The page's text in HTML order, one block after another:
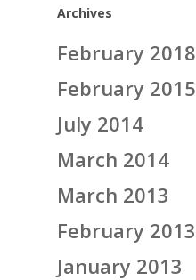
Archives
February 2018
February 2015
July 2014
March 2014
March 2013
February 2013
January 2013